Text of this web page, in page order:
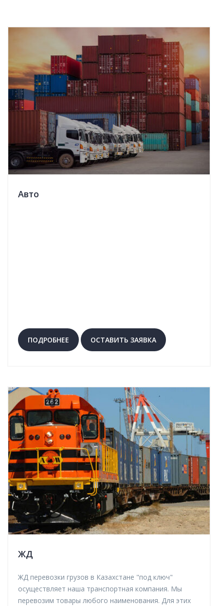
Авто
ПОДРОБНЕЕ ОСТАВИТЬ ЗАЯВКА
ЖД
ЖД перевозки грузов в Казахстане "под ключ"
осуществляет наша транспортная компания. Мы
перевозим товары любого наименования. Для этих